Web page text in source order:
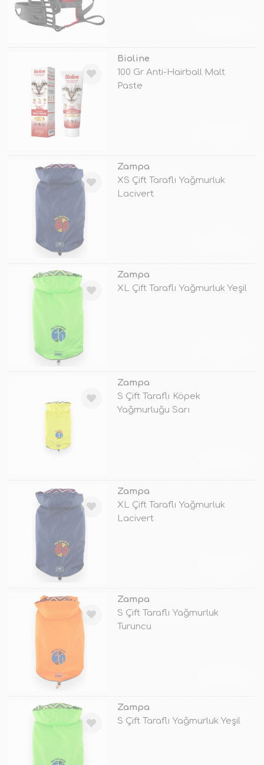
Bioline
100 Gr Anti-Hairball Malt
Paste
Zampa
XS Çift Taraflı Yağmurluk
Lacivert
Zampa
XL Çift Taraflı Yağmurluk Yeşil
Zampa
S Çift Taraflı Köpek
Yağmurluğu Sarı
Zampa
XL Çift Taraflı Yağmurluk
Lacivert
Zampa
S Çift Taraflı Yağmurluk
Turuncu
Zampa
S Çift Taraflı Yağmurluk Yeşil